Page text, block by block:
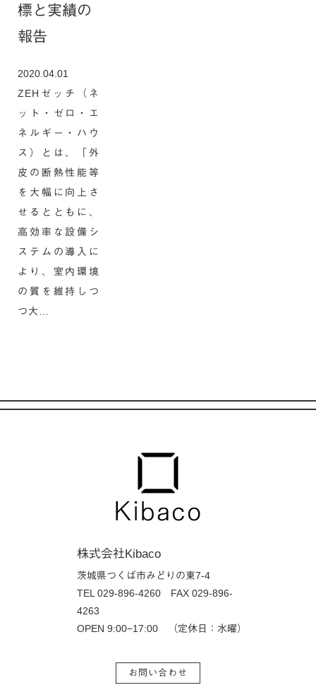
標と実績の
報告
2020.04.01
ZEHゼッチ（ネ
ット・ゼロ・エ
ネルギー・ハウ
ス）とは、「外
皮の断熱性能等
を大幅に向上さ
せるとともに、
高効率な設備シ
ステムの導入に
より、室内環境
の質を維持しつ
つ大…
株式会社Kibaco
茨城県つくば市みどりの東7-4
TEL 029-896-4260 FAX 029-896-
4263
OPEN 9:00−17:00 （定休日：水曜）
お問い合わせ